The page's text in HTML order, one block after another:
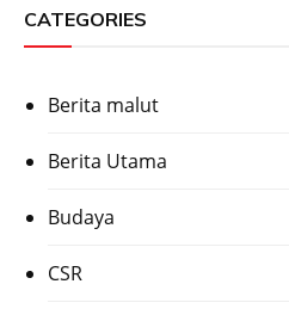
CATEGORIES
Berita malut
Berita Utama
Budaya
CSR